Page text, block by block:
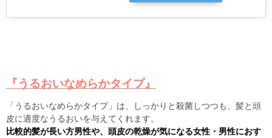
『うるおいなめらかタイプ』
「うるおいなめらかタイプ」は、しっかりと殺菌しつつも、髪と頭
皮に適度なうるおいを与えてくれます。
比較的髪が長い方男性や、頭皮の乾燥が気になる女性・男性におす